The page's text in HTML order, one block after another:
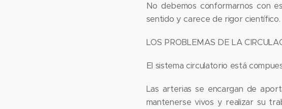
No debemos conformarnos con
sentido y carece de rigor científico.
LOS PROBLEMAS DE LA
El sistema circulatorio está
Las arterias se encargan de
mantenerse vivos y realizar su